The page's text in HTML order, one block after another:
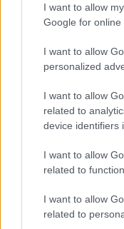
I want to allow
Google for online
I want to allow
personalized
I want to allow
related to
device identifiers
I want to allow
related to
I want to allow
related to
Productos
refuerza su